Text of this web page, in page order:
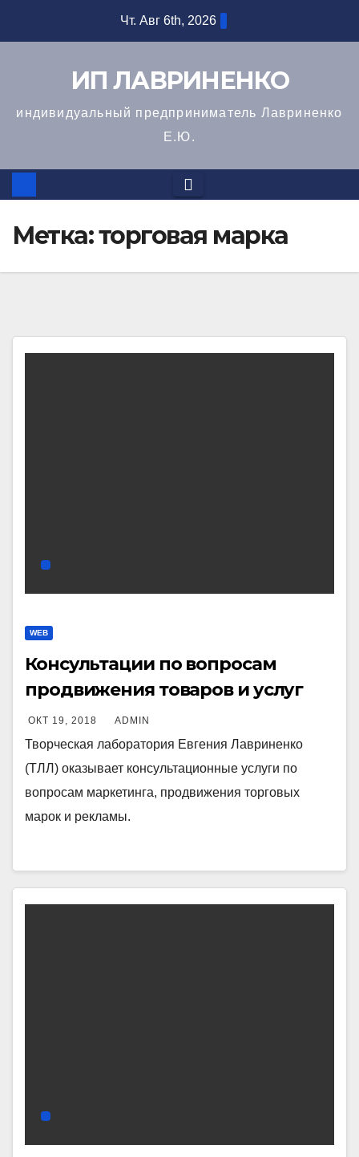
Чт. Авг 6th, 2026
ИП ЛАВРИНЕНКО
индивидуальный предприниматель Лавриненко
Е.Ю.
Метка:торговая марка
WEB
Консультации по вопросам
продвижения товаров и услуг
ОКТ 19, 2018 ADMIN
Творческая лаборатория Евгения Лавриненко
(ТЛЛ) оказывает консультационные услуги по
вопросам маркетинга, продвижения торговых
марок и рекламы.